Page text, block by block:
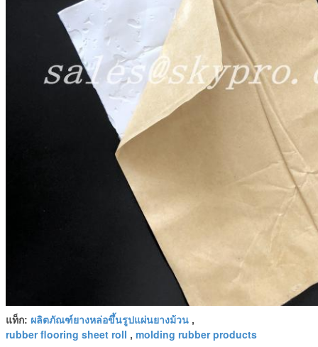
แท็ก: ผลิตภัณฑ์ยางหล่อขึ้นรูปแผ่นยางม้วน ,
rubber flooring sheet roll , molding rubber products